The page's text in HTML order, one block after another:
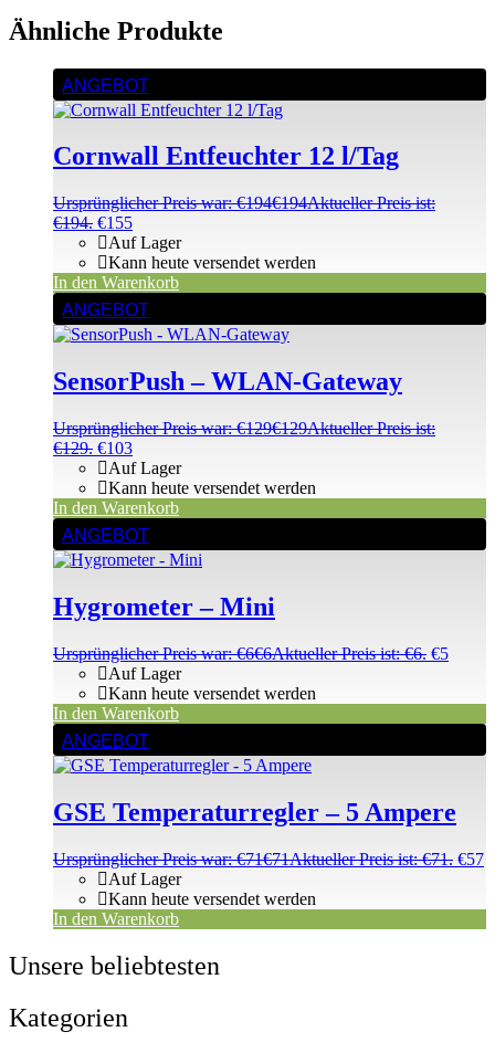
Ähnliche Produkte
ANGEBOT
Cornwall Entfeuchter 12 l/Tag
Ursprünglicher Preis war: €194€194Aktueller Preis ist:
€194. €155
Auf Lager
Kann heute versendet werden
In den Warenkorb
ANGEBOT
SensorPush – WLAN-Gateway
Ursprünglicher Preis war: €129€129Aktueller Preis ist:
€129. €103
Auf Lager
Kann heute versendet werden
In den Warenkorb
ANGEBOT
Hygrometer – Mini
Ursprünglicher Preis war: €6€6Aktueller Preis ist: €6. €5
Auf Lager
Kann heute versendet werden
In den Warenkorb
ANGEBOT
GSE Temperaturregler – 5 Ampere
Ursprünglicher Preis war: €71€71Aktueller Preis ist: €71. €57
Auf Lager
Kann heute versendet werden
In den Warenkorb
Unsere beliebtesten
Kategorien